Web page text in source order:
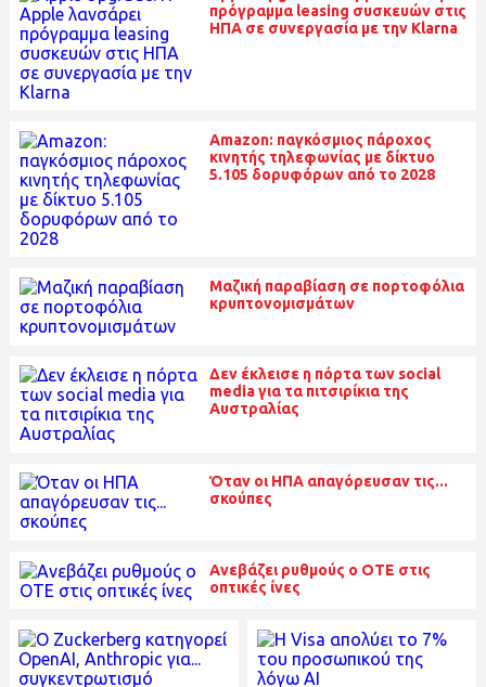
πρόγραμμα leasing συσκευών στις
ΗΠΑ σε συνεργασία με την Klarna
Amazon: παγκόσμιος πάροχος
κινητής τηλεφωνίας με δίκτυο
5.105 δορυφόρων από το 2028
Μαζική παραβίαση σε πορτοφόλια
κρυπτονομισμάτων
Δεν έκλεισε η πόρτα των social
media για τα πιτσιρίκια της
Αυστραλίας
Όταν οι ΗΠΑ απαγόρευσαν τις...
σκούπες
Ανεβάζει ρυθμούς ο ΟΤΕ στις
οπτικές ίνες